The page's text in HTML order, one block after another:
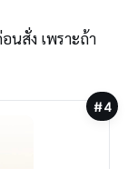
นสั่ง เพราะถ้า
#4